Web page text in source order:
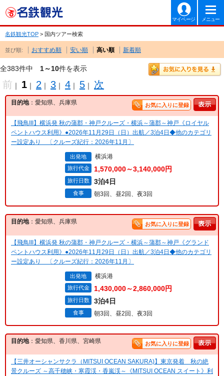
マイページ メニュー
名鉄観光TOP > 国内ツアー検索
並び順: おすすめ順 安い順 高い順 新着順
全383件中 1～10件を表示
前 ｜ 1 ｜ 2 ｜ 3 ｜ 4 ｜ 5 ｜ 次
目的地：愛知県、兵庫県 お気に入りに登録
【飛鳥III】横浜発 秋の蒲郡・神戸クルーズ・横浜～蒲郡～神戸《ロイヤル
ペントハウス利用》●2026年11月29日（日）出航／3泊4日◆他のカテゴリ
ー設定あり 〔クルーズ紀行：2026年11月〕
出発地 横浜港
旅行代金 1,570,000～3,140,000円
旅行日数 3泊4日
食事 朝3回、昼2回、夜3回
目的地：愛知県、兵庫県 お気に入りに登録
【飛鳥III】横浜発 秋の蒲郡・神戸クルーズ・横浜～蒲郡～神戸《グランド
ペントハウス利用》●2026年11月29日（日）出航／3泊4日◆他のカテゴリ
ー設定あり 〔クルーズ紀行：2026年11月〕
出発地 横浜港
旅行代金 1,430,000～2,860,000円
旅行日数 3泊4日
食事 朝3回、昼2回、夜3回
目的地：愛知県、香川県、宮崎県 お気に入りに登録
【三井オーシャンサクラ（MITSUI OCEAN SAKURA)】東京発着 秋の絶
景クルーズ ～高千穂峡・寒霞渓・香嵐渓～《MITSUI OCEAN スイート》利